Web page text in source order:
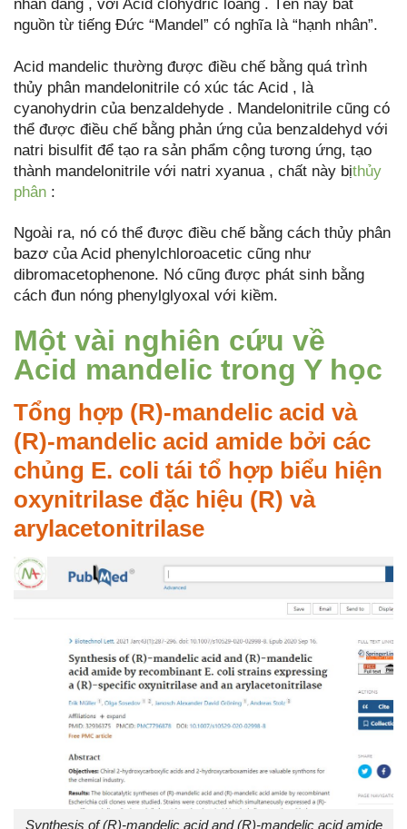
nhân đắng , với Acid clohydric loãng . Tên này bắt
nguồn từ tiếng Đức “Mandel” có nghĩa là “hạnh nhân”.
Acid mandelic thường được điều chế bằng quá trình
thủy phân mandelonitrile có xúc tác Acid , là
cyanohydrin của benzaldehyde . Mandelonitrile cũng có
thể được điều chế bằng phản ứng của benzaldehyd với
natri bisulfit để tạo ra sản phẩm cộng tương ứng, tạo
thành mandelonitrile với natri xyanua , chất này bịthủy
phân :
Ngoài ra, nó có thể được điều chế bằng cách thủy phân
bazơ của Acid phenylchloroacetic cũng như
dibromacetophenone. Nó cũng được phát sinh bằng
cách đun nóng phenylglyoxal với kiềm.
Một vài nghiên cứu về
Acid mandelic trong Y học
Tổng hợp (R)-mandelic acid và
(R)-mandelic acid amide bởi các
chủng E. coli tái tổ hợp biểu hiện
oxynitrilase đặc hiệu (R) và
arylacetonitrilase
Synthesis of (R)-mandelic acid and (R)-mandelic acid amide